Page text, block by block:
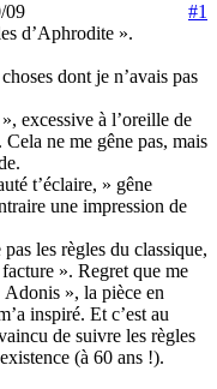
09
#1
d’Aphrodite ».
dont je n’avais pas
excessive à l’oreille de
ne me gêne pas, mais
t’éclaire, » gêne
une impression de
les règles du classique,
». Regret que me
», la pièce en
inspiré. Et c’est au
de suivre les règles
(à 60 ans !).